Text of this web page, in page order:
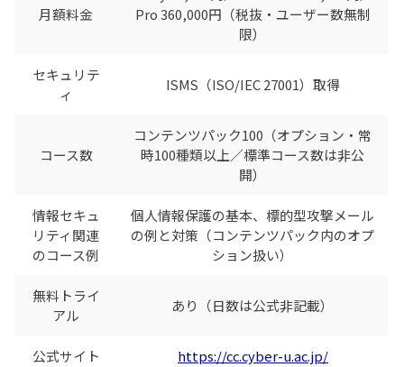
月額料金
Pro 360,000円（税抜・ユーザー数無制
限）
セキュリテ
ィ
ISMS（ISO/IEC 27001）取得
コース数
コンテンツパック100（オプション・常
時100種類以上／標準コース数は非公
開）
情報セキュ
リティ関連
のコース例
個人情報保護の基本、標的型攻撃メール
の例と対策（コンテンツパック内のオプ
ション扱い）
無料トライ
アル
あり（日数は公式非記載）
公式サイト https://cc.cyber-u.ac.jp/